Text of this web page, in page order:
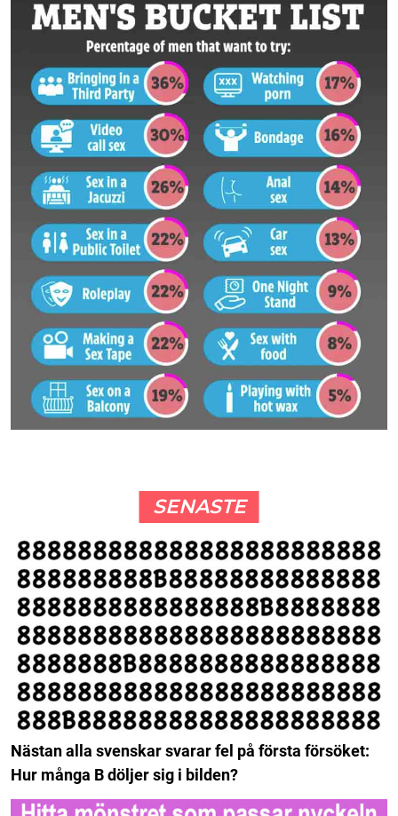
SENASTE
Nästan alla svenskar svarar fel på första försöket:
Hur många B döljer sig i bilden?